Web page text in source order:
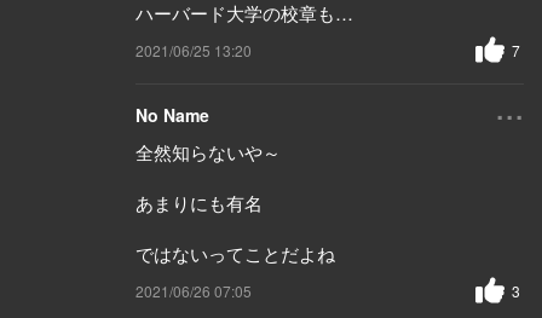
ハーバード大学の校章も…
2021/06/25 13:20 7
No Name ...
全然知らないや～
あまりにも有名
ではないってことだよね
2021/06/26 07:05 3